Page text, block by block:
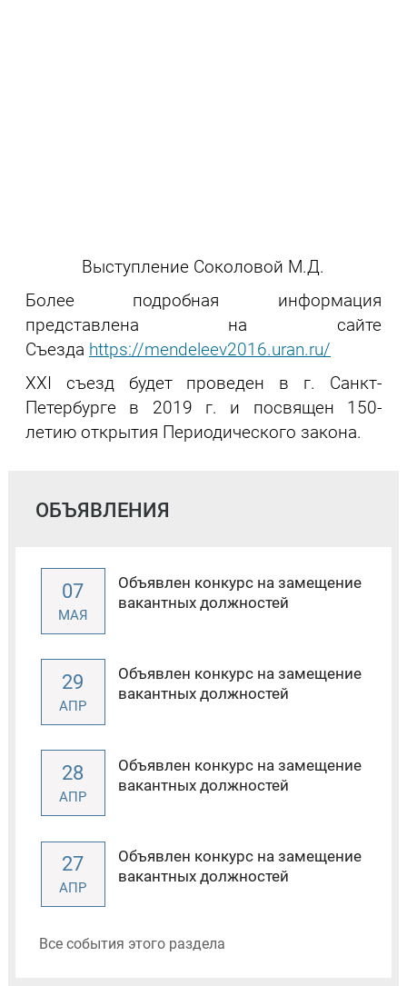
Выступление Соколовой М.Д.
Более подробная информация
представлена на сайте
Съезда https://mendeleev2016.uran.ru/
XXI съезд будет проведен в г. Санкт-
Петербурге в 2019 г. и посвящен 150-
летию открытия Периодического закона.
ОБЪЯВЛЕНИЯ
07
МАЯ
Объявлен конкурс на замещение
вакантных должностей
29
АПР
Объявлен конкурс на замещение
вакантных должностей
28
АПР
Объявлен конкурс на замещение
вакантных должностей
27
АПР
Объявлен конкурс на замещение
вакантных должностей
Все события этого раздела